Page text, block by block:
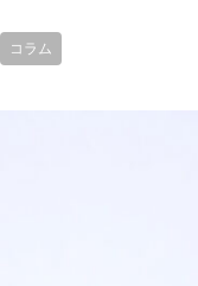
コラム